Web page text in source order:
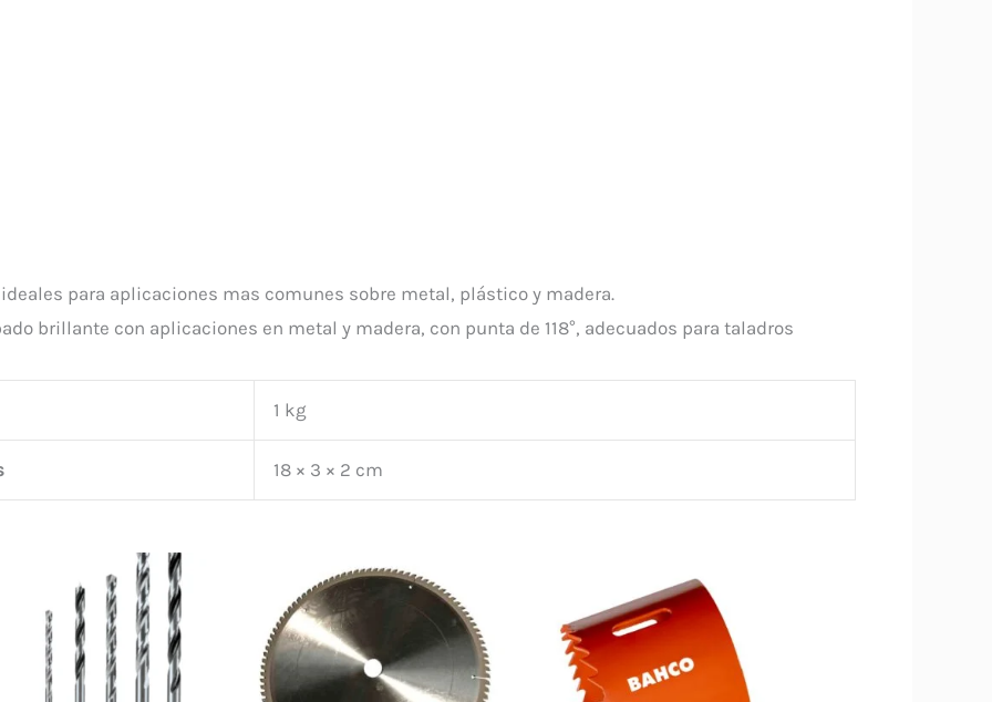
para aplicaciones mas comunes sobre metal, plástico y madera.
brillante con aplicaciones en metal y madera, con punta de 118°, adecuados para taladros
1 kg
18 × 3 × 2 cm